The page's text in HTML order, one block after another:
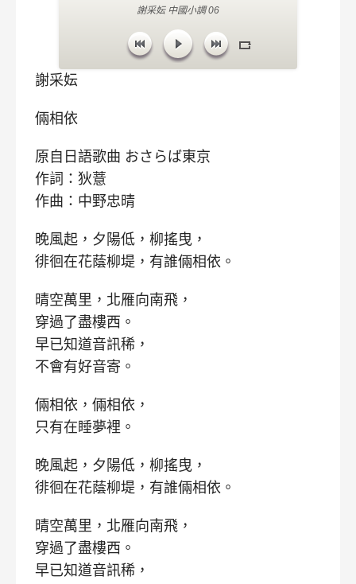
謝采妘 中國小調 06
謝采妘
倆相依
原自日語歌曲 おさらば東京
作詞：狄薏
作曲：中野忠晴
晚風起，夕陽低，柳搖曳，
徘徊在花蔭柳堤，有誰倆相依。
晴空萬里，北雁向南飛，
穿過了盡樓西。
早已知道音訊稀，
不會有好音寄。
倆相依，倆相依，
只有在睡夢裡。
晚風起，夕陽低，柳搖曳，
徘徊在花蔭柳堤，有誰倆相依。
晴空萬里，北雁向南飛，
穿過了盡樓西。
早已知道音訊稀，